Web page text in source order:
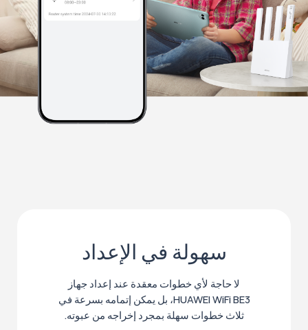
سهولة في الإعداد
لا حاجة لأي خطوات معقدة عند إعداد جهاز
HUAWEI WiFi BE3، بل يمكن إتمامه بسرعة في
ثلاث خطوات سهلة بمجرد إخراجه من عبوته.